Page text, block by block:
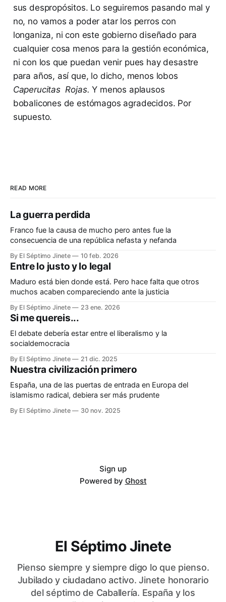
sus despropósitos. Lo seguiremos pasando mal y
no, no vamos a poder atar los perros con
longaniza, ni con este gobierno diseñado para
cualquier cosa menos para la gestión económica,
ni con los que puedan venir pues hay desastre
para años, así que, lo dicho, menos lobos
Caperucitas Rojas.Y menos aplausos
bobalicones de estómagos agradecidos. Por
supuesto.
READ MORE
La guerra perdida
Franco fue la causa de mucho pero antes fue la
consecuencia de una república nefasta y nefanda
By El Séptimo Jinete 10 feb. 2026
Entre lo justo y lo legal
Maduro está bien donde está. Pero hace falta que otros
muchos acaben compareciendo ante la justicia
By El Séptimo Jinete 23 ene. 2026
Si me quereis...
El debate debería estar entre el liberalismo y la
socialdemocracia
By El Séptimo Jinete 21 dic. 2025
Nuestra civilización primero
España, una de las puertas de entrada en Europa del
islamismo radical, debiera ser más prudente
By El Séptimo Jinete 30 nov. 2025
Sign up
Powered by Ghost
El Séptimo Jinete
Pienso siempre y siempre digo lo que pienso.
Jubilado y ciudadano activo. Jinete honorario
del séptimo de Caballería. España y los